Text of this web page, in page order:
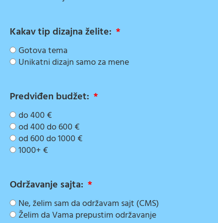
Kakav tip dizajna želite:
Gotova tema
Unikatni dizajn samo za mene
Predviđen budžet:
do 400 €
od 400 do 600 €
od 600 do 1000 €
1000+ €
Održavanje sajta:
Ne, želim sam da održavam sajt (CMS)
Želim da Vama prepustim održavanje